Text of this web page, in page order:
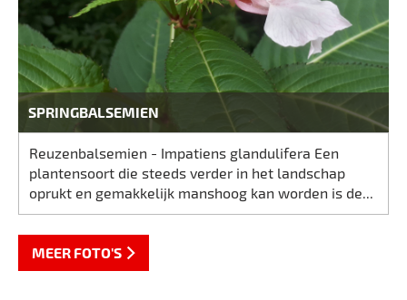
SPRINGBALSEMIEN
Reuzenbalsemien - Impatiens glandulifera Een
plantensoort die steeds verder in het landschap
oprukt en gemakkelijk manshoog kan worden is de...
MEER FOTO'S